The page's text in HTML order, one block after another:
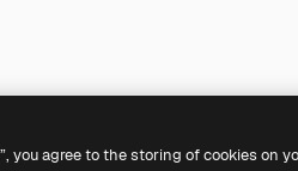
you agree to the storing of cookies on